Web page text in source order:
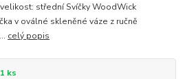
střední Svíčky WoodWick
v oválné skleněné váze z ručně
celý popis
ks